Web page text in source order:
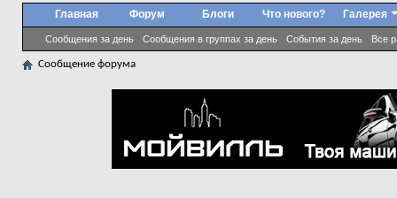
Главная Форум Блоги Что нового?
Сообщения за день Сообщения в группах за день События за день Все
Галерея
Сообщение форума